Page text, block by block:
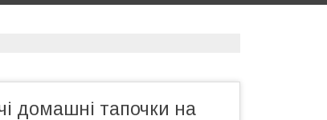
домашні тапочки на